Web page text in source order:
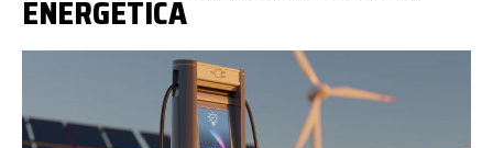
energética.jpg
ENERGÉTICA